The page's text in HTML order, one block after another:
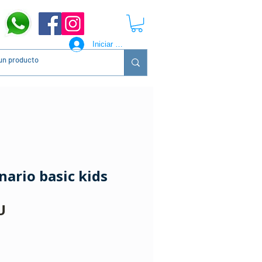
Iniciar sesión
basic kids